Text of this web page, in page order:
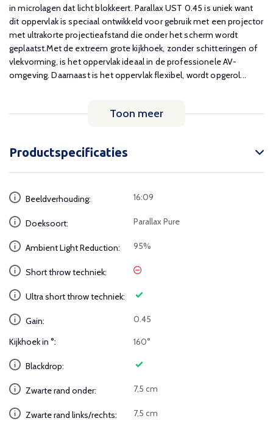
in microlagen dat licht blokkeert. Parallax UST 0.45 is uniek want
dit oppervlak is speciaal ontwikkeld voor gebruik met een projector
met ultrakorte projectieafstand die onder het scherm wordt
geplaatst.Met de extreem grote kijkhoek, zonder schitteringen of
vlekvorming, is het oppervlak ideaal in de professionele AV-
omgeving. Daarnaast is het oppervlak flexibel, wordt opgerol...
Toon meer
Productspecificaties
Beeldverhouding: 16:09
Doeksoort: Parallax Pure
Ambient Light Reduction: 95%
Short throw techniek:
Ultra short throw techniek:
Gain: 0.45
Kijkhoek in °: 160°
Blackdrop:
Zwarte rand onder: 7,5 cm
Zwarte rand links/rechts: 7,5 cm